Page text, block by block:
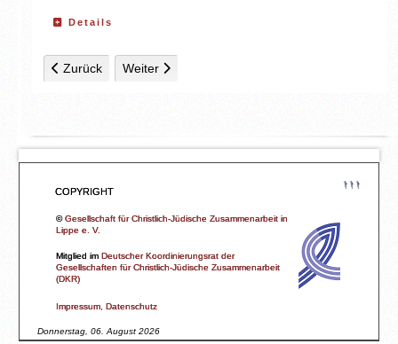
↑↑↑
COPYRIGHT
©Gesellschaft für Christlich-Jüdische Zusammenarbeit in
Lippe e. V.
Mitglied imDeutscher Koordinierungsrat der
Gesellschaften für Christlich-Jüdische Zusammenarbeit
(DKR)
Impressum, Datenschutz
Donnerstag, 06. August 2026
Details
Vorheriger Beitrag: Karte 2: 1880
Zurück Nächster Beitrag: Karte 4: 1945
Weiter